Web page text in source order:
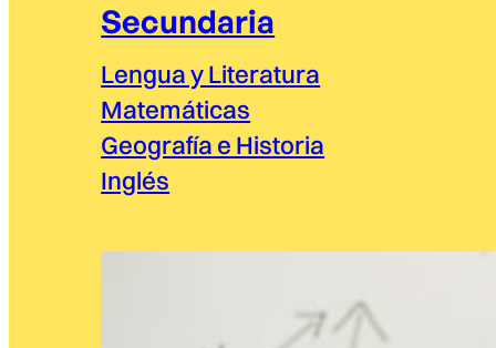
Secundaria
Lengua y Literatura
Matemáticas
Geografía e Historia
Inglés